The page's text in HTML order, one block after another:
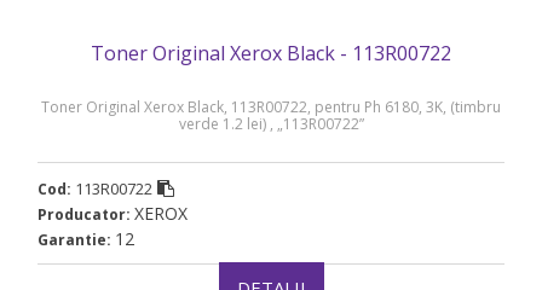
Toner Original Xerox Black - 113R00722
Toner Original Xerox Black, 113R00722, pentru Ph 6180, 3K, (timbru
verde 1.2 lei) , „113R00722”
Cod: 113R00722
Producator: XEROX
Garantie: 12